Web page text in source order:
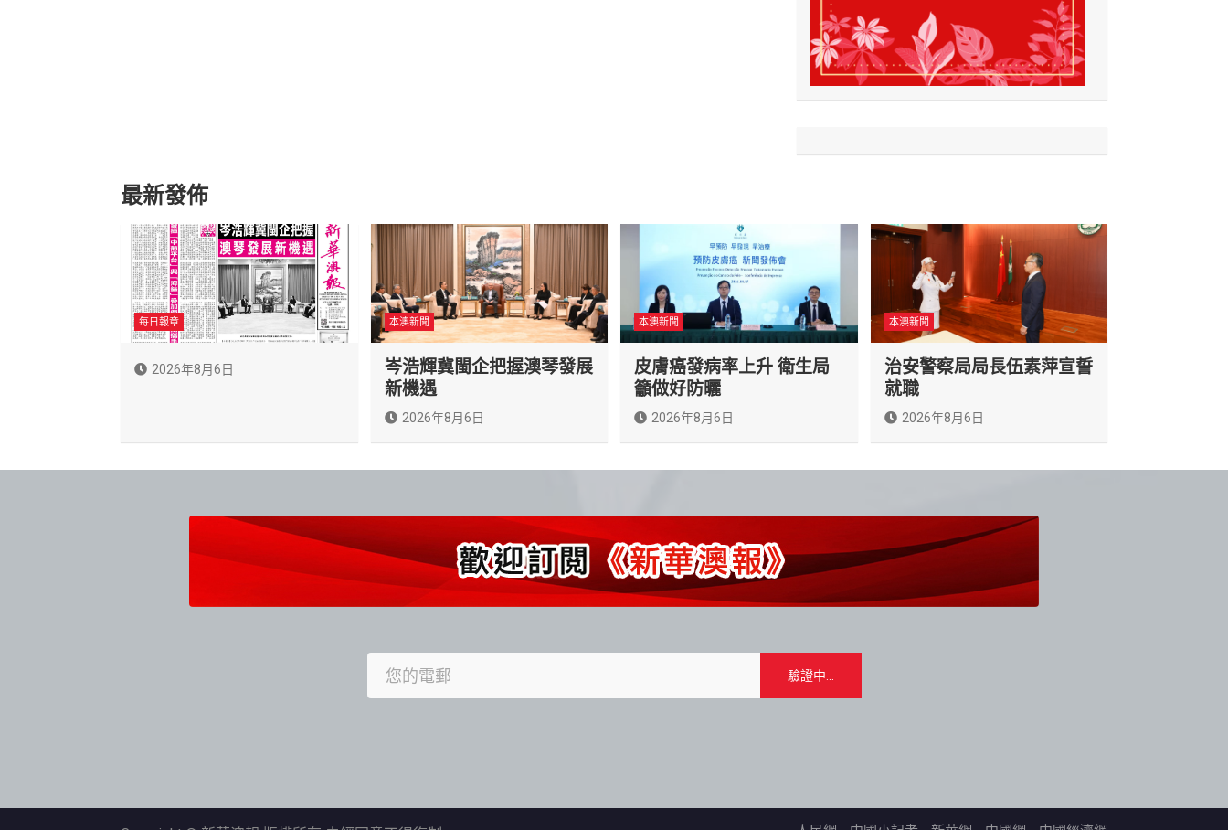
最新發佈
每日報章
2026年8月6日
本澳新聞
岑浩輝冀閩企把握澳琴發展
新機遇
2026年8月6日
本澳新聞
皮膚癌發病率上升 衛生局
籲做好防曬
2026年8月6日
本澳新聞
治安警察局局長伍素萍宣誓
就職
2026年8月6日